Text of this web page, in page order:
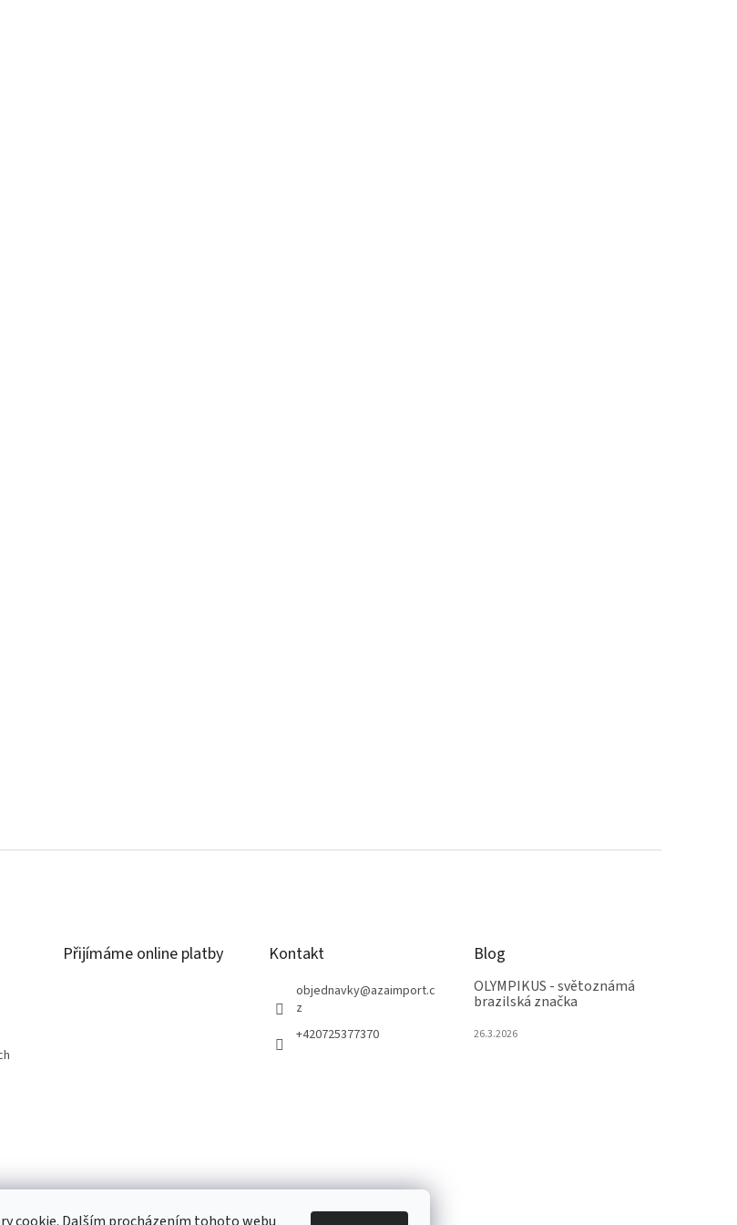
Přijímáme online platby Kontakt
objednavky@azaimport.c
z
+420725377370
Blog
OLYMPIKUS - světoznámá
brazilská značka
26.3.2026